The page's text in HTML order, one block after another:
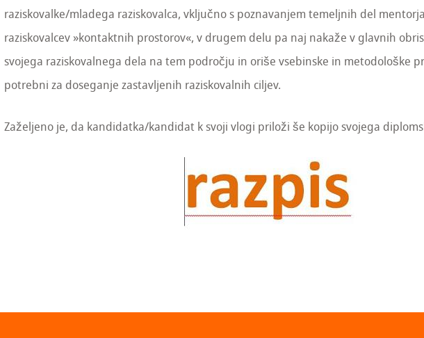
raziskovalke/mladega raziskovalca, vključno s poznavanjem temeljnih del
raziskovalcev »kontaktnih prostorov«, v drugem delu pa naj nakaže v glavnih
svojega raziskovalnega dela na tem področju in oriše vsebinske in metodološke
potrebni za doseganje zastavljenih raziskovalnih ciljev.
Zaželjeno je, da kandidatka/kandidat k svoji vlogi priloži še kopijo svojega